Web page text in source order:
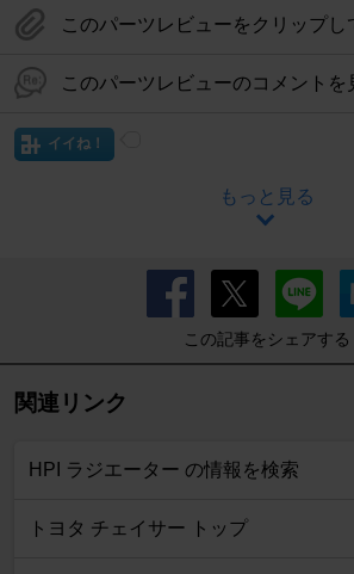
このパーツレビューをクリップし
このパーツレビューのコメントを
イイね！
もっと見る
この記事をシェアする
関連リンク
HPI ラジエーター の情報を検索
トヨタ チェイサー トップ